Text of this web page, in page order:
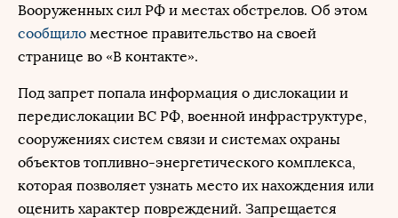
Вооруженных сил РФ и местах обстрелов. Об этом
сообщило местное правительство на своей
странице во «В контакте».
Под запрет попала информация о дислокации и
передислокации ВС РФ, военной инфраструктуре,
сооружениях систем связи и системах охраны
объектов топливно-энергетического комплекса,
которая позволяет узнать место их нахождения или
оценить характер повреждений. Запрещается